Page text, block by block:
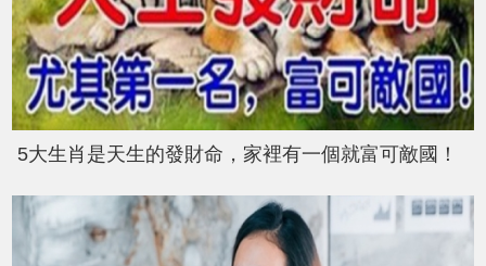
5大生肖是天生的發財命，家裡有一個就富可敵國！